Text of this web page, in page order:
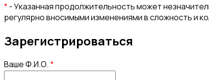
*- Указанная продолжительность может
регулярно вносимыми изменениями в сложность и
Зарегистрироваться
Ваше Ф.И.О.*